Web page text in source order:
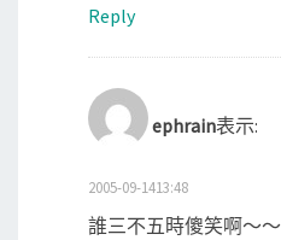
Reply
ephrain表示:
2005-09-1413:48
誰三不五時傻笑啊～～